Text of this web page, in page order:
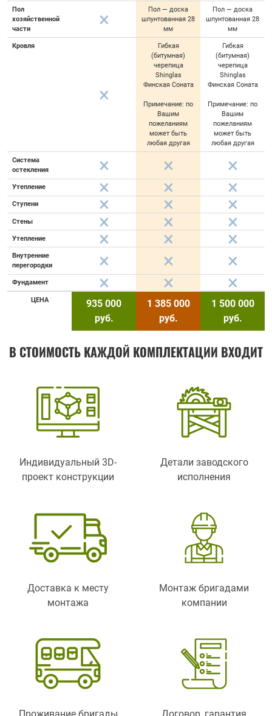
Пол
хозяйственной
части
Пол — доска
шпунтованная 28
мм
Пол — доска
шпунтованная 28
мм
Кровля
Гибкая
(битумная)
черепица
Shinglas
Финская Соната
Примечание: по
Вашим
пожеланиям
может быть
любая другая
Гибкая
(битумная)
черепица
Shinglas
Финская Соната
Примечание: по
Вашим
пожеланиям
может быть
любая другая
Система
остекления
Утепление
Ступени
Стены
Утепление
Внутренние
перегородки
Фундамент
ЦЕНА
935 000
руб.
1 385 000
руб.
1 500 000
руб.
В СТОИМОСТЬ КАЖДОЙ КОМПЛЕКТАЦИИ ВХОДИТ
Индивидуальный 3D-
проект конструкции
Детали заводского
исполнения
Доставка к месту
монтажа
Монтаж бригадами
компании